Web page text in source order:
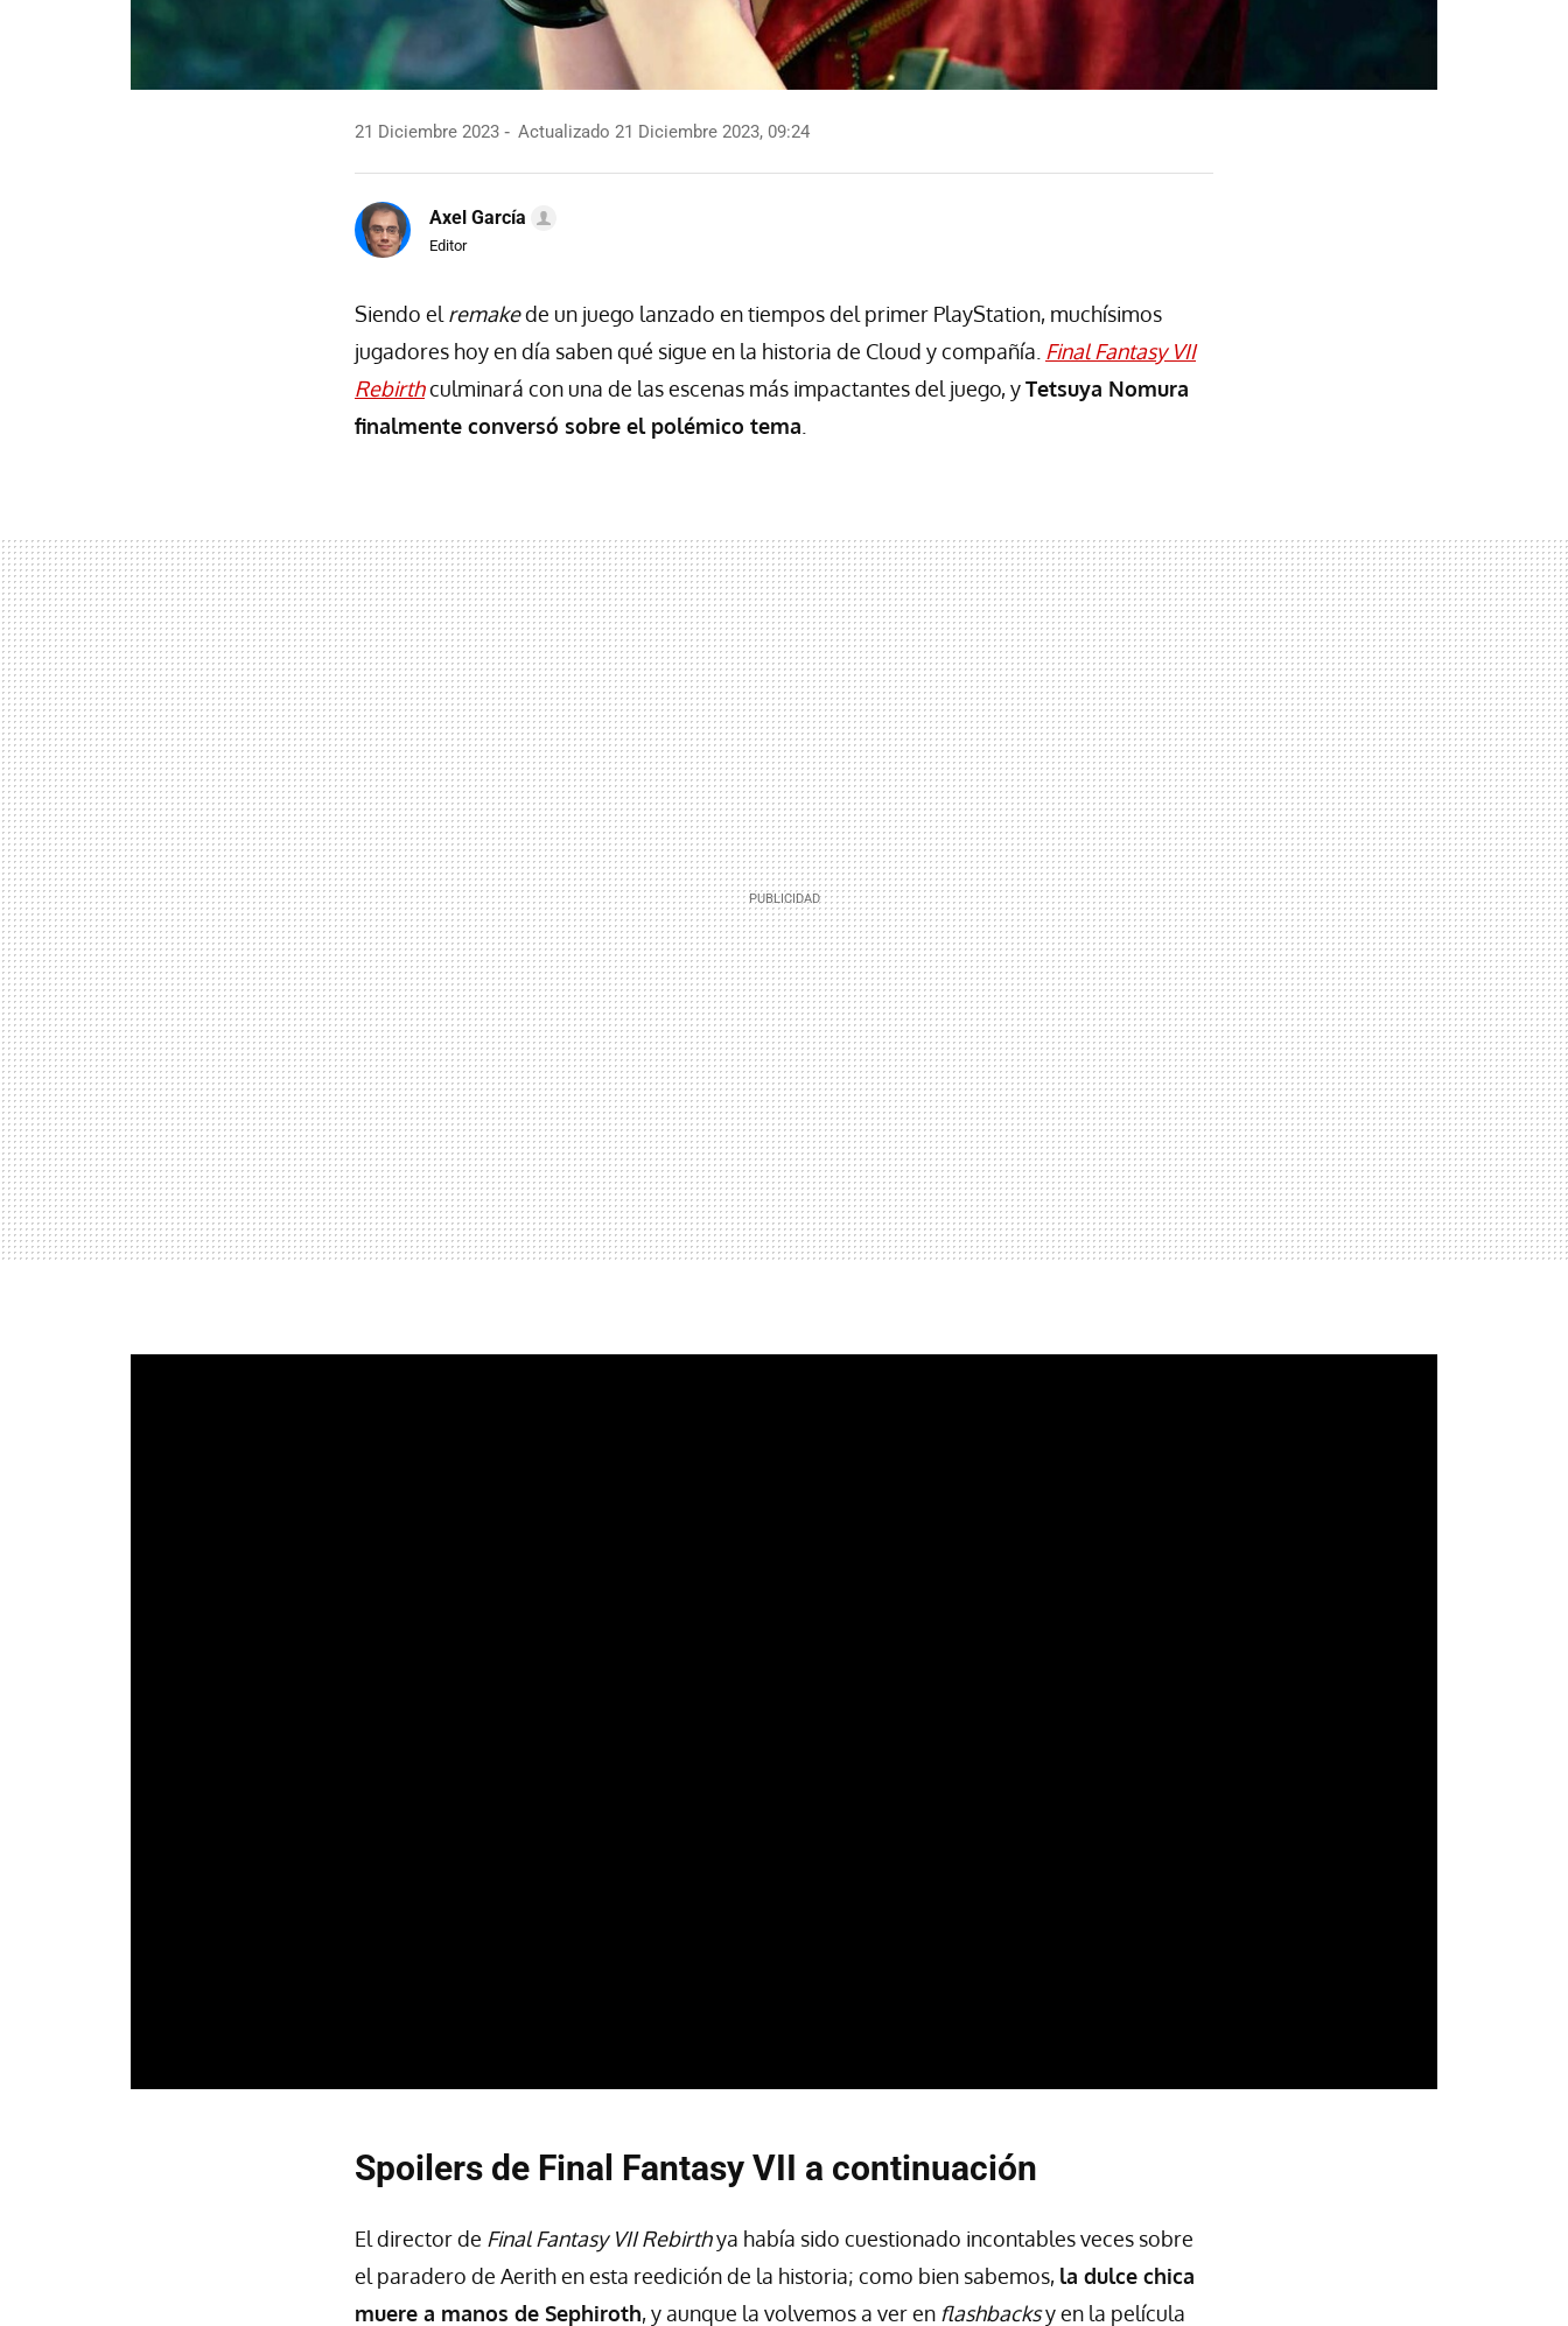
21 Diciembre 2023 Actualizado 21 Diciembre 2023, 09:24
Axel García
Editor
Siendo el remakede un juego lanzado en tiempos del primer PlayStation, muchísimos
jugadores hoy en día saben qué sigue en la historia de Cloud y compañía. Final Fantasy VII
Rebirthculminará con una de las escenas más impactantes del juego, yTetsuya Nomura
finalmente conversó sobre el polémico tema
Spoilers de Final Fantasy VII a continuación
El director de Final Fantasy VII Rebirthya había sido cuestionado incontables veces sobre
el paradero de Aerith en esta reedición de la historia; como bien sabemos, la dulce chica
muere a manos de Sephiroth, y aunque la volvemos a ver en flashbacksy en la película